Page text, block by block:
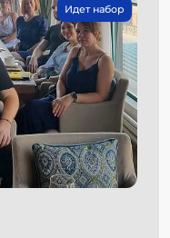
Идет набор